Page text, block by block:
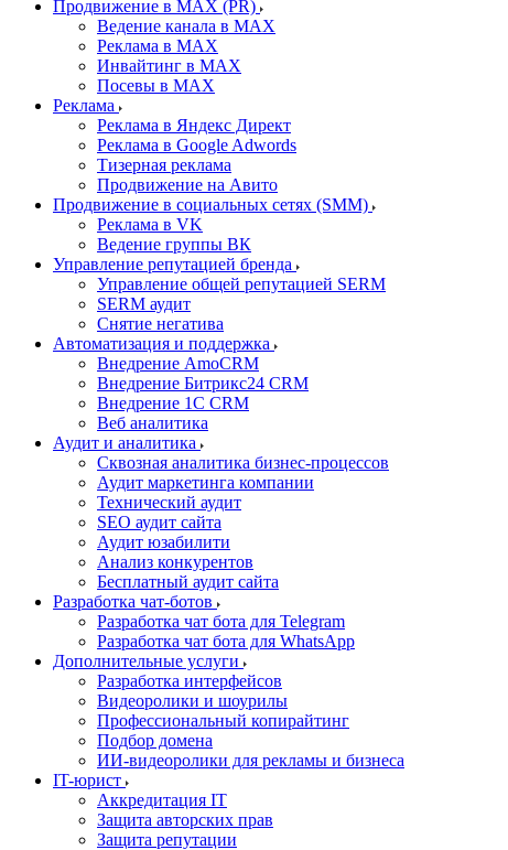
Продвижение в MAX (PR)
Ведение канала в MAX
Реклама в MAX
Инвайтинг в MAX
Посевы в MAX
Реклама
Реклама в Яндекс Директ
Реклама в Google Adwords
Тизерная реклама
Продвижение на Авито
Продвижение в социальных сетях (SMM)
Реклама в VK
Ведение группы ВК
Управление репутацией бренда
Управление общей репутацией SERM
SERM аудит
Снятие негатива
Автоматизация и поддержка
Внедрение AmoCRM
Внедрение Битрикс24 CRM
Внедрение 1C CRM
Веб аналитика
Аудит и аналитика
Сквозная аналитика бизнес-процессов
Аудит маркетинга компании
Технический аудит
SEO аудит сайта
Аудит юзабилити
Анализ конкурентов
Бесплатный аудит сайта
Разработка чат-ботов
Разработка чат бота для Telegram
Разработка чат бота для WhatsApp
Дополнительные услуги
Разработка интерфейсов
Видеоролики и шоурилы
Профессиональный копирайтинг
Подбор домена
ИИ-видеоролики для рекламы и бизнеса
IT-юрист
Аккредитация IT
Защита авторских прав
Защита репутации